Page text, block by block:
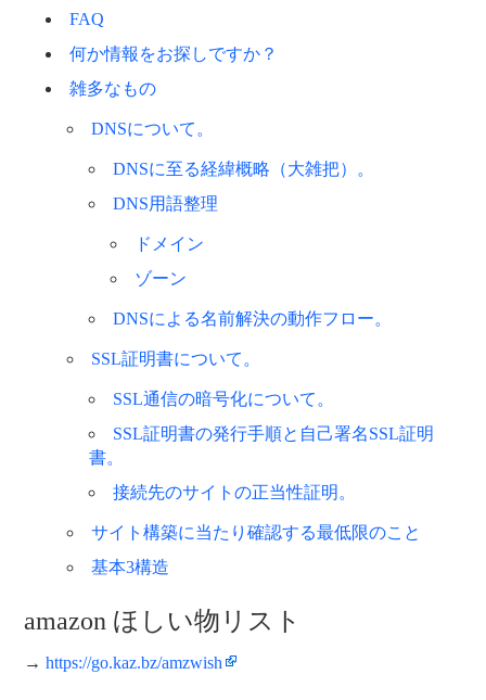
FAQ
何か情報をお探しですか？
雑多なもの
DNSについて。
DNSに至る経緯概略（大雑把）。
DNS用語整理
ドメイン
ゾーン
DNSによる名前解決の動作フロー。
SSL証明書について。
SSL通信の暗号化について。
SSL証明書の発行手順と自己署名SSL証明
書。
接続先のサイトの正当性証明。
サイト構築に当たり確認する最低限のこと
基本3構造
amazon ほしい物リスト
→ https://go.kaz.bz/amzwish